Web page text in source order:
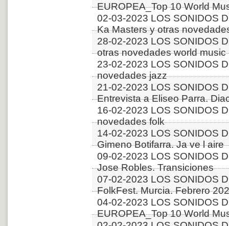
EUROPEA_Top 10 World
02-03-2023 LOS SONIDOS
Ka Masters y otras
28-02-2023 LOS SONIDOS
otras novedades world music
23-02-2023 LOS SONIDOS
novedades jazz
21-02-2023 LOS SONIDOS
Entrevista a Eliseo Parra.
16-02-2023 LOS SONIDOS
novedades folk
14-02-2023 LOS SONIDOS
Gimeno Botifarra. Ja ve l aire
09-02-2023 LOS SONIDOS
Jose Robles. Transiciones
07-02-2023 LOS SONIDOS
FolkFest. Murcia. Febrero
04-02-2023 LOS SONIDOS
EUROPEA_Top 10 World